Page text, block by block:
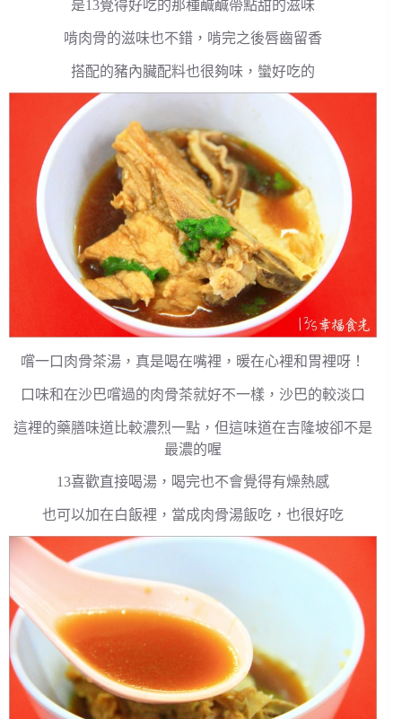
是13覺得好吃的那種鹹鹹帶點甜的滋味
啃肉骨的滋味也不錯，啃完之後唇齒留香
搭配的豬內臟配料也很夠味，蠻好吃的
嚐一口肉骨茶湯，真是喝在嘴裡，暖在心裡和胃裡呀！
口味和在沙巴嚐過的肉骨茶就好不一樣，沙巴的較淡口
這裡的藥膳味道比較濃烈一點，但這味道在吉隆坡卻不是
最濃的喔
13喜歡直接喝湯，喝完也不會覺得有燥熱感
也可以加在白飯裡，當成肉骨湯飯吃，也很好吃